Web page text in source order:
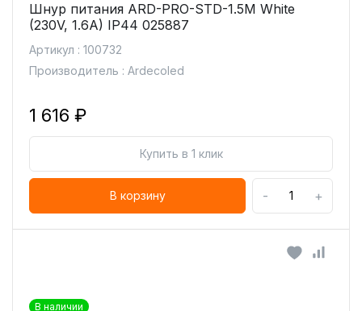
Шнур питания ARD-PRO-STD-1.5M White
(230V, 1.6A) IP44 025887
Артикул : 100732
Производитель : Ardecoled
1 616 ₽
Купить в 1 клик
В корзину - +
В наличии